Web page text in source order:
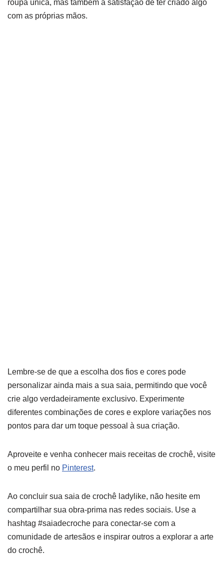
roupa única, mas também a satisfação de ter criado algo
com as próprias mãos.
Lembre-se de que a escolha dos fios e cores pode
personalizar ainda mais a sua saia, permitindo que você
crie algo verdadeiramente exclusivo. Experimente
diferentes combinações de cores e explore variações nos
pontos para dar um toque pessoal à sua criação.
Aproveite e venha conhecer mais receitas de crochê, visite
o meu perfil no Pinterest.
Ao concluir sua saia de crochê ladylike, não hesite em
compartilhar sua obra-prima nas redes sociais. Use a
hashtag #saiadecroche para conectar-se com a
comunidade de artesãos e inspirar outros a explorar a arte
do crochê.